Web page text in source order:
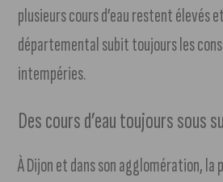
plusieurs cours d’eau restent élevés
départemental subit toujours les
intempéries.
Des cours d’eau toujours sous
À Dijon et dans son agglomération, la